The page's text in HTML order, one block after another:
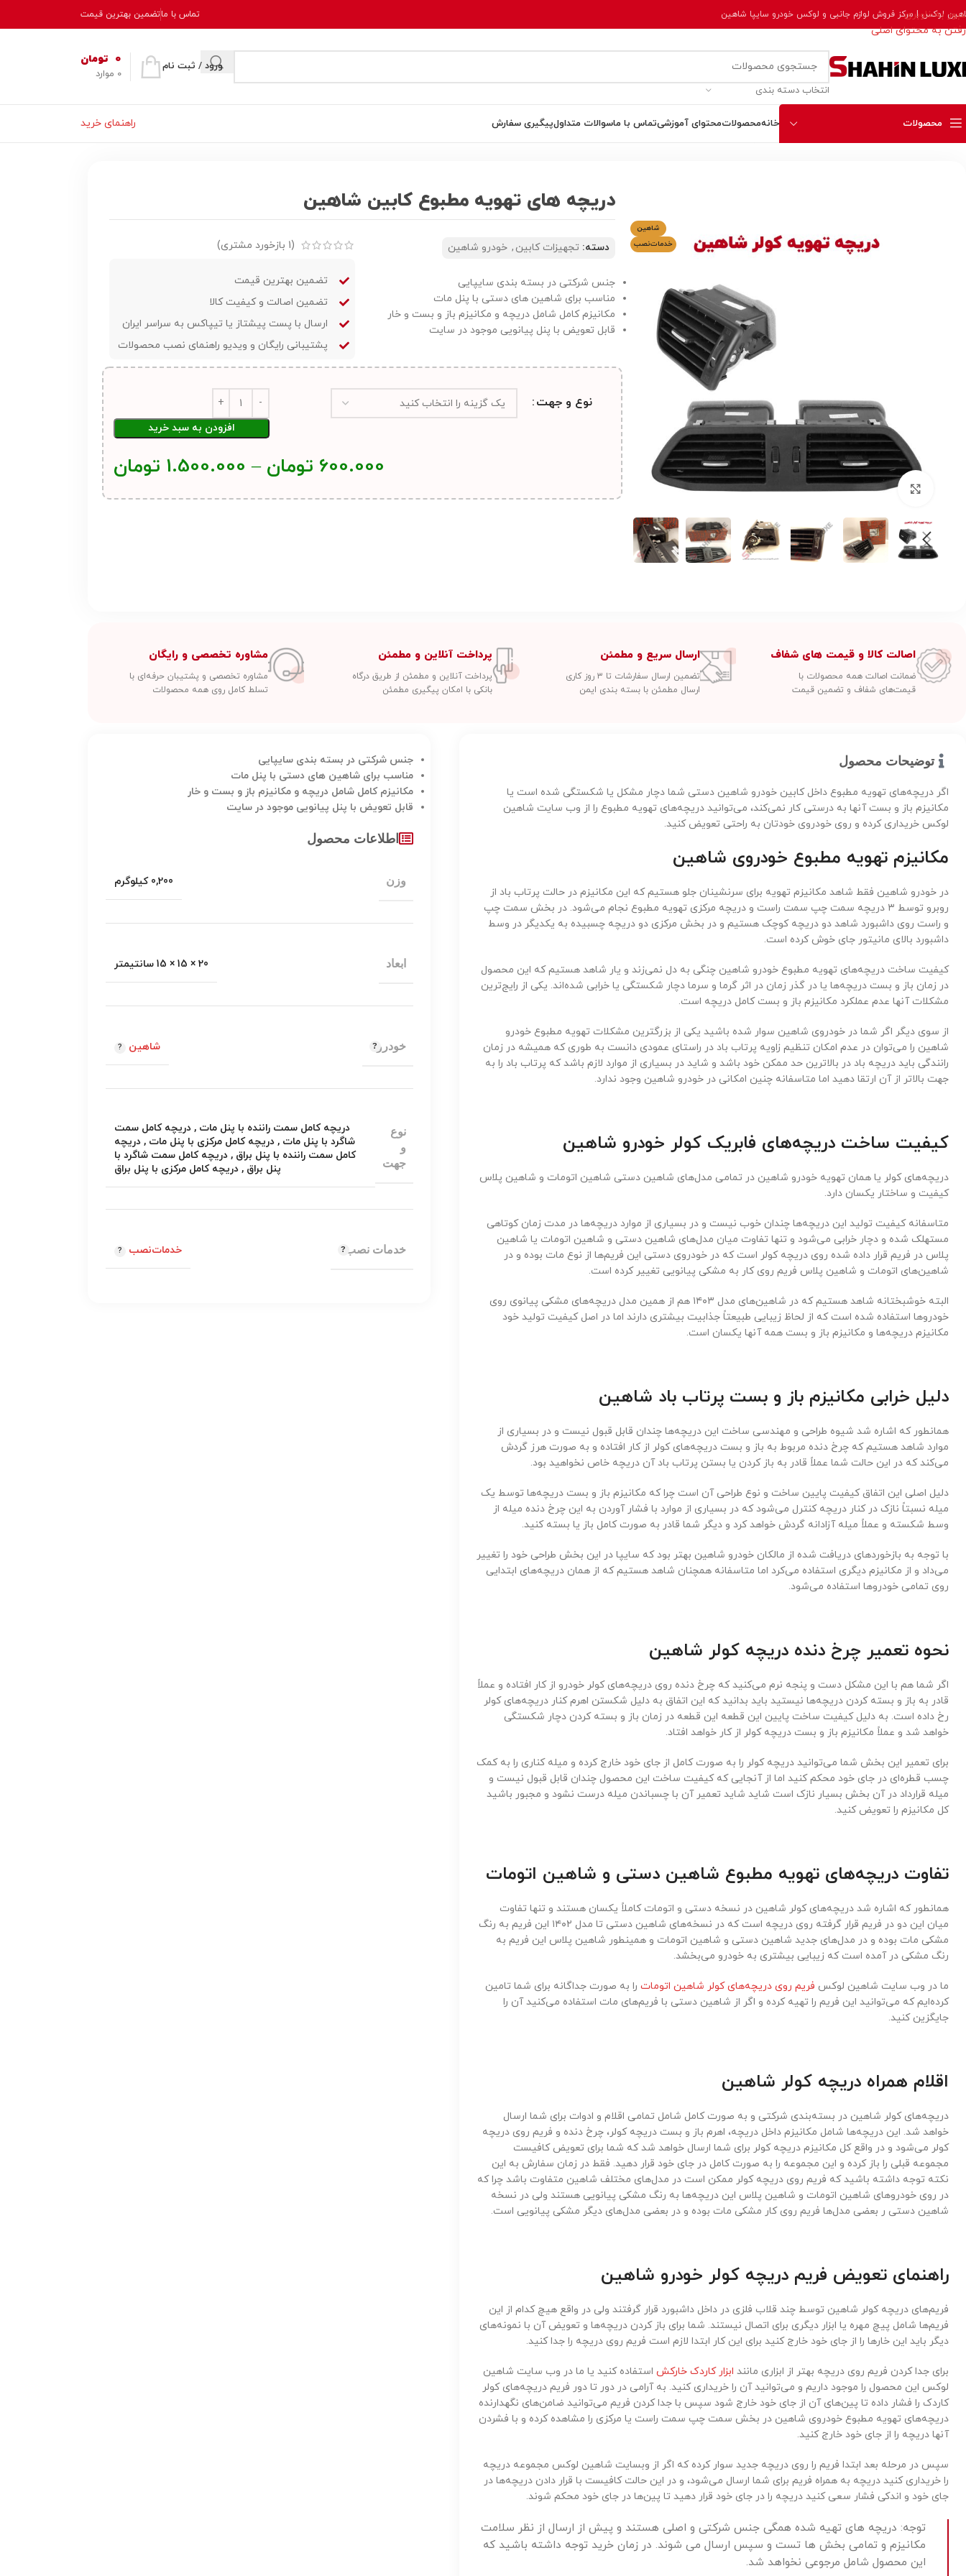
عبور به ناوبری
رفتن به محتوای اصلی
لوکس | مرکز فروش لوازم جانبی و لوکس خودرو سایپا شاهین تماس با ماتضمین بهترین قیمت
انتخاب دسته بندی
ورود / ثبت نام
0 موارد
0 تومان
محصولات خانهمحصولاتمحتوای آموزشیتماس با ماسوالات متداولپیگیری سفارش
راهنمای خرید
شاهین
خدمات‌نصب
بزرگنمایی تصویر
دریچه های تهویه مطبوع کابین شاهین
دسته: تجهیزات کابین , خودرو شاهین
جنس شرکتی در بسته بندی سایپایی
مناسب برای شاهین های دستی با پنل مات
مکانیزم کامل شامل دریچه و مکانیزم باز و بست و خار
قابل تعویض با پنل پیانویی موجود در سایت
(
1 بازخورد مشتری)
تضمین بهترین قیمت
تضمین اصالت و کیفیت کالا
ارسال با پست پیشتاز یا تیپاکس به سراسر ایران
پشتیبانی رایگان و ویدیو راهنمای نصب محصولات
نوع و جهت
افزودن به سبد خرید
600.000 تومان –
1.500.000 تومان
اصالت کالا و قیمت های شفاف
ضمانت اصالت همه محصولات با
قیمت‌های شفاف و تضمین قیمت
ارسال سریع و مطمئن
تضمین ارسال سفارشات تا ۳ روز کاری
ارسال مطمئن با بسته بندی ایمن
پرداخت آنلاین و مطمئن
پرداخت آنلاین و مطمئن از طریق درگاه
بانکی با امکان پیگیری مطمئن
مشاوره تخصصی و رایگان
مشاوره تخصصی و پشتیبان حرفه‌ای با
تسلط کامل روی همه محصولات
توضیحات محصول
اگر دریچه‌های تهویه مطبوع داخل کابین خودرو شاهین دستی شما دچار مشکل یا شکستگی شده است یا
مکانیزم باز و بست آنها به درستی کار نمی‌کند، می‌توانید دریچه‌های تهویه مطبوع را از وب سایت شاهین
لوکس خریداری کرده و روی خودروی خودتان به راحتی تعویض کنید.
مکانیزم تهویه مطبوع خودروی شاهین
در خودرو شاهین فقط شاهد مکانیزم تهویه برای سرنشینان جلو هستیم که این مکانیزم در حالت پرتاب باد از
روبرو توسط ۳ دریچه سمت چپ سمت راست و دریچه مرکزی تهویه مطبوع نجام می‌شود. در بخش سمت چپ
و راست روی داشبورد شاهد دو دریچه کوچک هستیم و در بخش مرکزی دو دریچه چسبیده به یکدیگر در وسط
داشبورد بالای مانیتور جای خوش کرده است.
کیفیت ساخت دریچه‌های تهویه مطبوع خودرو شاهین چنگی به دل نمی‌زند و یار شاهد هستیم که این محصول
در زمان باز و بست دریچه‌ها یا در گذر زمان در اثر گرما و سرما دچار شکستگی یا خرابی شده‌اند. یکی از رایج‌ترین
مشکلات آنها عدم عملکرد مکانیزم باز و بست کامل دریچه است.
از سوی دیگر اگر شما در خودروی شاهین سوار شده باشید یکی از بزرگترین مشکلات تهویه مطبوع خودرو
شاهین را می‌توان در عدم امکان تنظیم زاویه پرتاب باد در راستای عمودی دانست به طوری که همیشه در زمان
رانندگی باید دریچه باد در بالاترین حد ممکن خود باشد و شاید در بسیاری از موارد لازم باشد که پرتاب باد را به
جهت بالاتر از آن ارتقا دهید اما متاسفانه چنین امکانی در خودرو شاهین وجود ندارد.
کیفیت ساخت دریچه‌های فابریک کولر خودرو شاهین
دریچه‌های کولر یا همان تهویه خودرو شاهین در تمامی مدل‌های شاهین دستی شاهین اتومات و شاهین پلاس
کیفیت و ساختار یکسان دارد.
متاسفانه کیفیت تولید این دریچه‌ها چندان خوب نیست و در بسیاری از موارد دریچه‌ها در مدت زمان کوتاهی
مستهلک شده و دچار خرابی می‌شود و تنها تفاوت میان مدل‌های شاهین دستی و شاهین اتومات یا شاهین
پلاس در فریم قرار داده شده روی دریچه کولر است که در خودروی دستی این فریم‌ها از نوع مات بوده و در
شاهین‌های اتومات و شاهین پلاس فریم روی کار به مشکی پیانویی تغییر کرده است.
البته خوشبختانه شاهد هستیم که در شاهین‌های مدل ۱۴۰۳ هم از همین مدل دریچه‌های مشکی پیانوی روی
خودروها استفاده شده است که از لحاظ زیبایی طبیعتاً جذابیت بیشتری دارند اما در اصل کیفیت تولید خود
مکانیزم دریچه‌ها و مکانیزم باز و بست همه آنها یکسان است.
دلیل خرابی مکانیزم باز و بست پرتاب باد شاهین
همانطور که اشاره شد شیوه طراحی و مهندسی ساخت این دریچه‌ها چندان قابل قبول نیست و در بسیاری از
موارد شاهد هستیم که چرخ دنده مربوط به باز و بست دریچه‌های کولر از کار افتاده و به صورت هرز گردش
می‌کند که در این حالت شما عملاً قادر به باز کردن یا بستن پرتاب باد آن دریچه خاص نخواهید بود.
دلیل اصلی این اتفاق کیفیت پایین ساخت و نوع طراحی آن است چرا که مکانیزم باز و بست دریچه‌ها توسط یک
میله نسبتاً نازک در کنار دریچه کنترل می‌شود که در بسیاری از موارد با فشار آوردن به این چرخ دنده میله از
وسط شکسته و عملاً میله آزادانه گردش خواهد کرد و دیگر شما قادر به صورت کامل باز یا بسته کنید.
با توجه به بازخوردهای دریافت شده از مالکان خودرو شاهین بهتر بود که سایپا در این بخش طراحی خود را تغییر
می‌داد و از مکانیزم دیگری استفاده می‌کرد اما متاسفانه همچنان شاهد هستیم که از همان دریچه‌های ابتدایی
روی تمامی خودروها استفاده می‌شود.
نحوه تعمیر چرخ دنده دریچه کولر شاهین
اگر شما هم با این مشکل دست و پنجه نرم می‌کنید که چرخ دنده روی دریچه‌های کولر خودرو از کار افتاده و عملاً
قادر به باز و بسته کردن دریچه‌ها نیستید باید بدانید که این اتفاق به دلیل شکستن اهرم کنار دریچه‌های کولر
رخ داده است. به دلیل کیفیت ساخت پایین این قطعه این قطعه در زمان باز و بسته کردن دچار شکستگی
خواهد شد و عملاً مکانیزم باز و بست دریچه کولر از کار خواهد افتاد.
برای تعمیر این بخش شما می‌توانید دریچه کولر را به صورت کامل از جای خود خارج کرده و میله کناری را به کمک
چسب قطره‌ای در جای خود محکم کنید اما از آنجایی که کیفیت ساخت این محصول چندان قابل قبول نیست و
میله قرارداد در آن بخش بسیار نازک است شاید شاید تعمیر آن با چسباندن میله درست نشود و مجبور باشید
کل مکانیزم را تعویض کنید.
تفاوت دریچه‌های تهویه مطبوع شاهین دستی و شاهین اتومات
همانطور که اشاره شد دریچه‌های کولر شاهین در نسخه دستی و اتومات کاملاً یکسان هستند و تنها تفاوت
میان این دو در فریم قرار گرفته روی دریچه است که در نسخه‌های شاهین دستی تا مدل ۱۴۰۲ این فریم به رنگ
مشکی مات بوده و در مدل‌های جدید شاهین دستی و شاهین اتومات و همینطور شاهین پلاس این فریم به
رنگ مشکی در آمده است که زیبایی بیشتری به خودرو می‌بخشد.
ما در وب سایت شاهین لوکس فریم روی دریچه‌های کولر شاهین اتومات را به صورت جداگانه برای شما تامین
کرده‌ایم که می‌توانید این فریم را تهیه کرده و اگر از شاهین دستی با فریم‌های مات استفاده می‌کنید آن را
جایگزین کنید.
اقلام همراه دریچه کولر شاهین
دریچه‌های کولر شاهین در بسته‌بندی شرکتی و به صورت کامل شامل تمامی اقلام و ادوات برای شما ارسال
خواهد شد. این دریچه‌ها شامل مکانیزم داخل دریچه، اهرم باز و بست دریچه کولر، چرخ دنده و فریم روی دریچه
کولر می‌شود و در واقع کل مکانیزم دریچه کولر برای شما ارسال خواهد شد که شما برای تعویض کافیست
مجموعه قبلی را باز کرده و این مجموعه را به صورت کامل در جای خود قرار دهید. فقط در زمان سفارش به این
نکته توجه داشته باشید که فریم روی دریچه کولر ممکن است در مدل‌های مختلف شاهین متفاوت باشد چرا که
در روی خودروهای شاهین اتومات و شاهین پلاس این دریچه‌ها به رنگ مشکی پیانویی هستند ولی در نسخه
شاهین دستی ر بعضی مدل‌ها فریم روی کار مشکی مات بوده و در بعضی مدل‌های دیگر مشکی پیانویی است.
راهنمای تعویض فریم دریچه کولر خودرو شاهین
فریم‌های دریچه کولر شاهین توسط چند قلاب فلزی در داخل داشبورد قرار گرفتند ولی در واقع هیچ کدام از این
فریم‌ها شامل پیچ مهره یا ابزار دیگری برای اتصال نیستند. شما برای باز کردن دریچه‌ها و تعویض آن با نمونه‌های
دیگر باید این خارها را از جای خود خارج کنید برای این کار ابتدا لازم است فریم روی دریچه را جدا کنید.
برای جدا کردن فریم روی دریچه بهتر از ابزاری مانند ابزار کاردک خارکش استفاده کنید یا ما در وب سایت شاهین
لوکس این محصول را موجود داریم و می‌توانید آن را خریداری کنید. به آرامی در دور تا دور فریم دریچه‌های کولر
کاردک را فشار داده تا پین‌های آن از جای خود خارج شود سپس با جدا کردن فریم می‌توانید ضامن‌های نگهدارنده
دریچه‌های تهویه مطبوع خودروی شاهین در بخش سمت چپ سمت راست یا مرکزی را مشاهده کرده و با فشردن
آنها دریچه را از جای خود خارج کنید.
سپس در مرحله بعد ابتدا فریم را روی دریچه جدید سوار کرده که اگر از وبسایت شاهین لوکس مجموعه دریچه
را خریداری کنید دریچه به همراه فریم برای شما ارسال می‌شود، و در این حالت کافیست با قرار دادن دریچه‌ها در
جای خود و اندکی فشار سعی کنید دریچه را در جای خود قرار دهید تا پین‌ها در جای خود محکم شوند.
توجه: دریچه های تهیه شده همگی جنس شرکتی و اصلی هستند و پیش از ارسال از نظر سلامت
مکانیزم و تمامی بخش ها تست و سپس ارسال می شوند. در زمان خرید توجه داشته باشید که
این محصول شامل مرجوعی نخواهد شد.
جنس شرکتی در بسته بندی سایپایی
مناسب برای شاهین های دستی با پنل مات
مکانیزم کامل شامل دریچه و مکانیزم باز و بست و خار
قابل تعویض با پنل پیانویی موجود در سایت
اطلاعات محصول
وزن 0,200 کیلوگرم
ابعاد 20 × 15 × 15 سانتیمتر
خودرو شاهین
نوع
و
جهت
دریچه کامل سمت راننده با پنل مات ,دریچه کامل سمت
شاگرد با پنل مات ,دریچه کامل مرکزی با پنل مات ,دریچه
کامل سمت راننده با پنل براق ,دریچه کامل سمت شاگرد با
پنل براق ,دریچه کامل مرکزی با پنل براق
خدمات نصب خدمات‌نصب